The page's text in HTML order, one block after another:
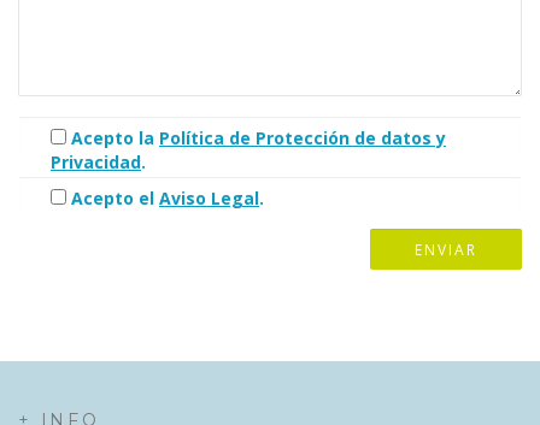
Acepto la Política de Protección de datos y
Privacidad.
Acepto el Aviso Legal.
+ INFO